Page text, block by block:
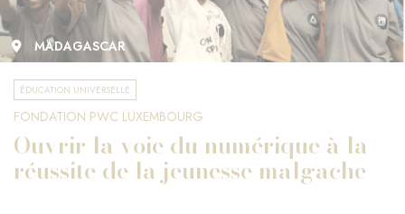
MADAGASCAR
ÉDUCATION UNIVERSELLE
FONDATION PWC LUXEMBOURG
Ouvrir la voie du numérique à la
réussite de la jeunesse malgache